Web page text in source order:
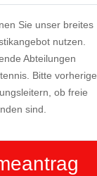
Sie unser breites
nutzen.
Abteilungen
Bitte vorherige
ob freie
sind.